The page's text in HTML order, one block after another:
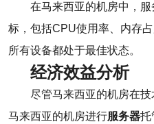
在马来西亚的机房中，
标，包括CPU使用率、内存
所有设备都处于最佳状态。
经济效益分析
尽管马来西亚的机房在
马来西亚的机房进行服务器托